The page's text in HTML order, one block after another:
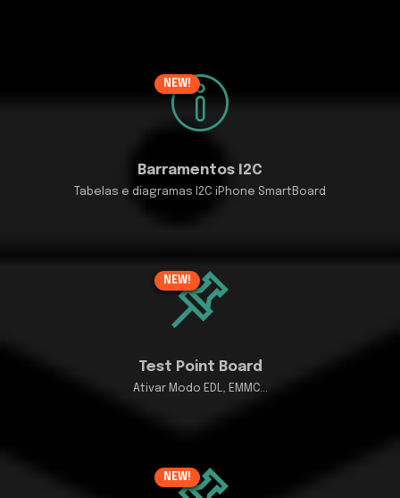
Barramentos I2C
Tabelas e diagramas I2C iPhone SmartBoard
NEW!
Test Point Board
Ativar Modo EDL, EMMC...
NEW!
NEW!